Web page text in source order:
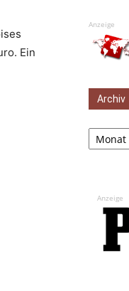
Ein
Anzeige
Archiv
Archiv
Anzeige